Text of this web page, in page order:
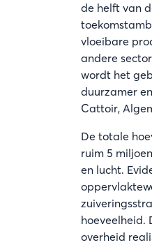
de helft van
vloeibare
andere
wordt het
duurzamer
Cattoir,
De totale
ruim 5
en lucht.
hoeveelheid.
overheid